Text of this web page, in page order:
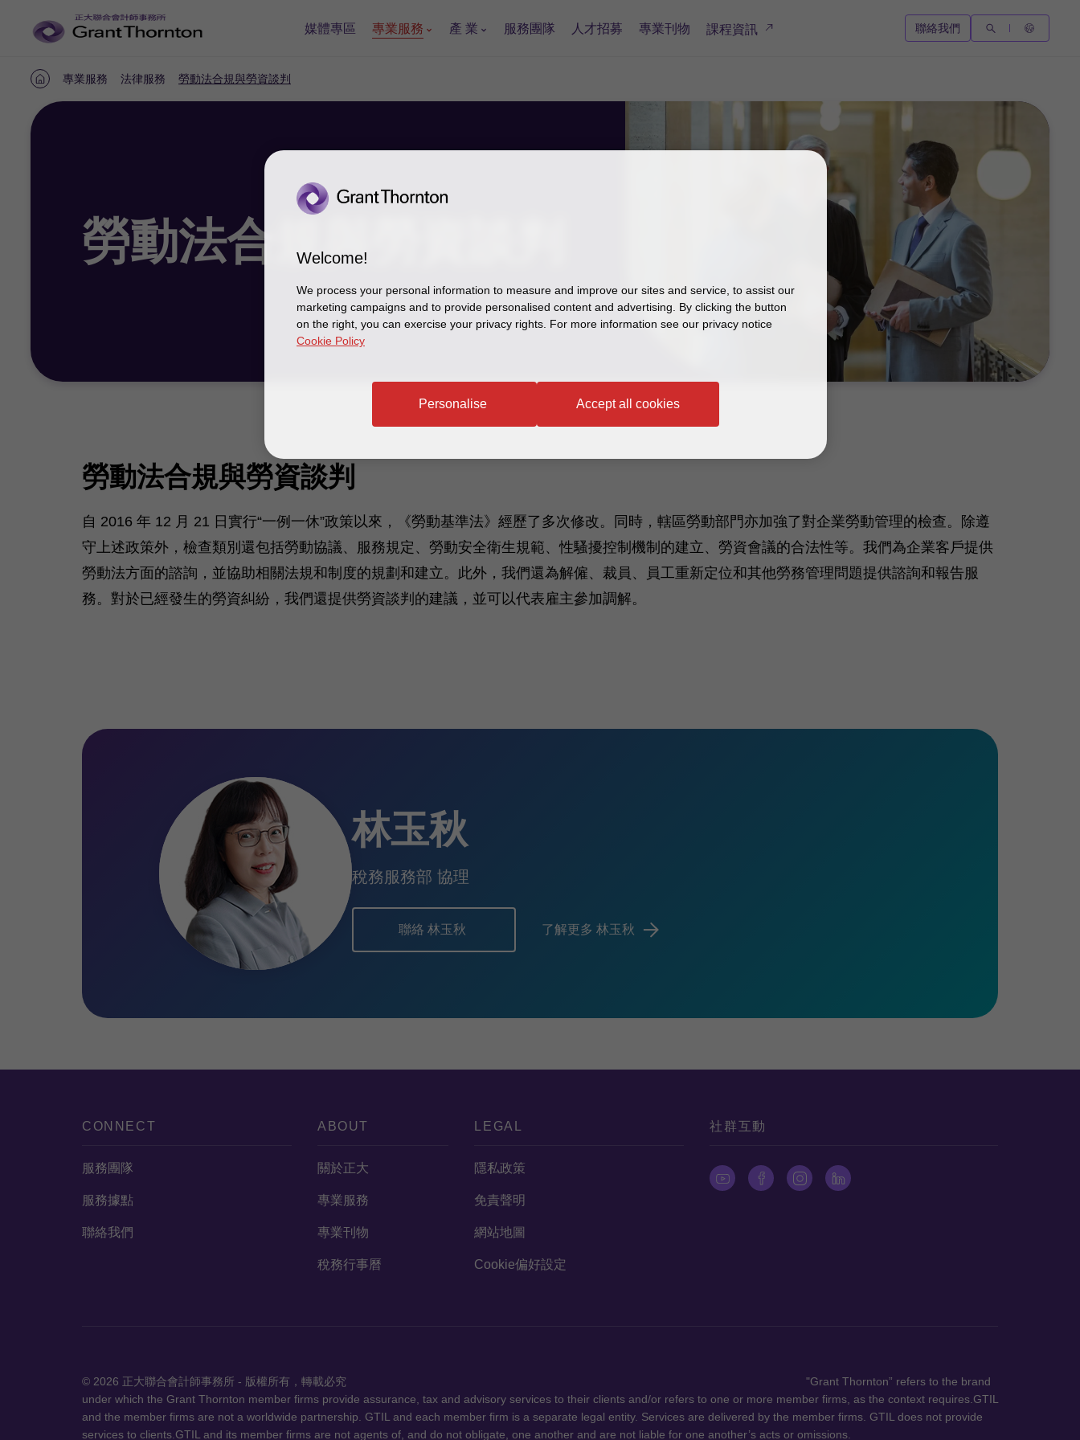
媒體專區 專業服務 產 業 服務團隊 人才招募 專業刊物 課程資訊 聯絡我們
首
頁
專業服務 法律服務 勞動法合規與勞資談判
勞動法合規與
勞動法合規與勞資談判
自 2016 年 12 月 21 日實行“一例一休”政策以來，《勞動基準法》經歷了多次修改。同時，轄區勞動部門亦加強了對企業勞動管理的檢查。除遵
守上述政策外，檢查類別還包括勞動協議、服務規定、勞動安全衛生規範、性騷擾控制機制的建立、勞資會議的合法性等。我們為企業客戶提供
勞動法方面的諮詢，並協助相關法規和制度的規劃和建立。此外，我們還為解僱、裁員、員工重新定位和其他勞務管理問題提供諮詢和報告服
務。對於已經發生的勞資糾紛，我們還提供勞資談判的建議，並可以代表雇主參加調解。
林玉秋
稅務服務部 協理
聯絡 林玉秋 了解更多 林玉秋
CONNECT
服務團隊
服務據點
聯絡我們
ABOUT
關於正大
專業服務
專業刊物
稅務行事曆
LEGAL
隱私政策
免責聲明
網站地圖
Cookie偏好設定
社群互動
© 2026 正大聯合會計師事務所 - 版權所有，轉載必究 "Grant Thornton” refers to the brand
under which the Grant Thornton member firms provide assurance, tax and advisory services to their clients and/or refers to one or more member firms, as the context requires.GTIL
and the member firms are not a worldwide partnership. GTIL and each member firm is a separate legal entity. Services are delivered by the member firms. GTIL does not provide
services to clients.GTIL and its member firms are not agents of, and do not obligate, one another and are not liable for one another’s acts or omissions.
Welcome!
We process your personal information to measure and improve our sites and service, to assist our
marketing campaigns and to provide personalised content and advertising. By clicking the button
on the right, you can exercise your privacy rights. For more information see our privacy notice
Cookie Policy
Accept all cookies
Personalise